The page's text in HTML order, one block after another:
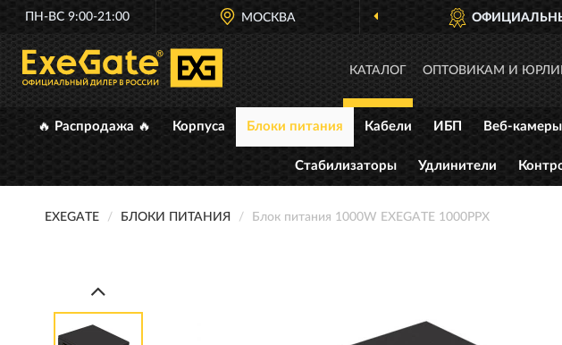
ПН-ВС 9:00-21:00 МОСКВА
КАТАЛОГ ОПТОВИКАМ И
🔥 Распродажа 🔥 Корпуса Блоки питания Кабели ИБП Веб-камеры
Стабилизаторы Удлинители
EXEGATE БЛОКИ ПИТАНИЯ Блок питания 1000W EXEGATE 1000PPX